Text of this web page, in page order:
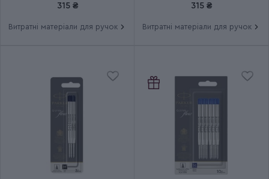
Тип випуску товару Ексклюзивний
315 ₴
Витратні матеріали для ручок
315 ₴
Витратні матеріали для ручок